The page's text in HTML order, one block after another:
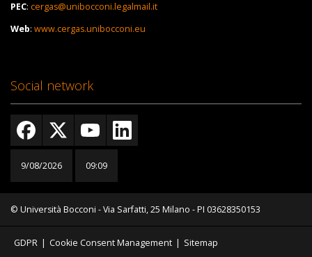
PEC: cergas@unibocconi.legalmail.it
Web: www.cergas.unibocconi.eu
Social network
9/08/2026 09:09
© Università Bocconi - Via Sarfatti, 25 Milano - PI 03628350153
GDPR | Cookie Consent Management | Sitemap